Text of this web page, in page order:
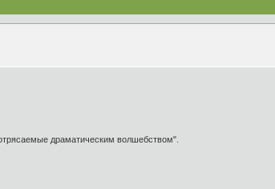
драматическим волшебством".